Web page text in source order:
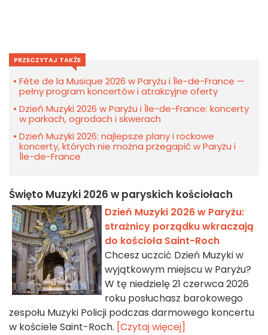
PRZECZYTAJ TAKŻE
Fête de la Musique 2026 w Paryżu i Île-de-France —
pełny program koncertów i atrakcyjne oferty
Dzień Muzyki 2026 w Paryżu i Île-de-France: koncerty
w parkach, ogrodach i skwerach
Dzień Muzyki 2026: najlepsze plany i rockowe
koncerty, których nie można przegapić w Paryżu i
Île-de-France
Święto Muzyki 2026 w paryskich kościołach
Dzień Muzyki 2026 w Paryżu:
strażnicy porządku wkraczają
do kościoła Saint-Roch
Chcesz uczcić Dzień Muzyki w
wyjątkowym miejscu w Paryżu?
W tę niedzielę 21 czerwca 2026
roku posłuchasz barokowego
zespołu Muzyki Policji podczas darmowego koncertu
w kościele Saint-Roch. [Czytaj więcej]